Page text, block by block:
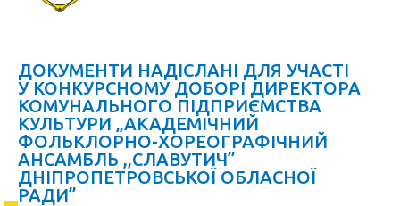
ДОКУМЕНТИ НАДІСЛАНІ ДЛЯ УЧАСТІ
У КОНКУРСНОМУ ДОБОРІ ДИРЕКТОРА
КОМУНАЛЬНОГО ПІДПРИЄМСТВА
КУЛЬТУРИ „АКАДЕМІЧНИЙ
ФОЛЬКЛОРНО-ХОРЕОГРАФІЧНИЙ
АНСАМБЛЬ ,,СЛАВУТИЧ”
ДНІПРОПЕТРОВСЬКОЇ ОБЛАСНОЇ
РАДИ”